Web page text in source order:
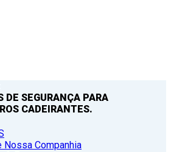
DE SEGURANÇA PARA
CADEIRANTES.
Nossa Companhia